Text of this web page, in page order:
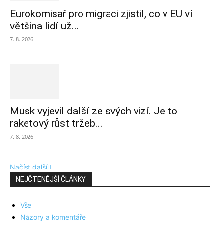
Eurokomisař pro migraci zjistil, co v EU ví
většina lidí už...
7. 8. 2026
Musk vyjevil další ze svých vizí. Je to
raketový růst tržeb...
7. 8. 2026
Načíst další
NEJČTENĚJŠÍ ČLÁNKY
Vše
Názory a komentáře